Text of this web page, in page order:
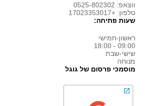
ווצאפ: 0525-802302
טלפון: +17023353017
שעות פתיחה:
ראשון-חמישי
09:00 - 18:00
שישי-שבת
מנוחה
מוסמכי פרסום של גוגל